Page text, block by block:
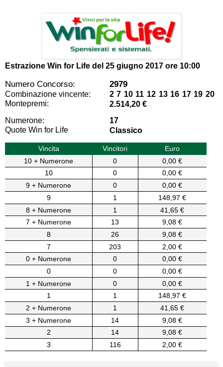
Estrazione Win for Life del 25 giugno 2017 ore 10:00
Numero Concorso: 2979
Combinazione vincente:
2 7 10 11 12 13 16 17 19 20
Montepremi:
2.514,20 €
Numerone:
17
Quote Win for Life
Classico
Vincita Vincitori
Euro
10 + Numerone
0
0,00 €
10
0
0,00 €
9 + Numerone
0
0,00 €
9
1
148,97 €
8 + Numerone
1
41,65 €
7 + Numerone
13
9,08 €
8
26
9,08 €
7
203
2,00 €
0 + Numerone
0
0,00 €
0
0
0,00 €
1 + Numerone
0
0,00 €
1
1
148,97 €
2 + Numerone
1
41,65 €
3 + Numerone
14
9,08 €
2
14
9,08 €
3
116 2,00 €